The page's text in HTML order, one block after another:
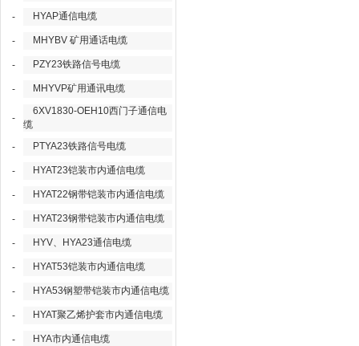
- HYAP通信电缆
- MHYBV 矿用通话电缆
- PZY23铁路信号电缆
- MHYVP矿用通讯电缆
-
6XV1830-OEH10西门子通信电
缆
-
PTYA23铁路信号电缆
- HYAT23铠装市内通信电缆
- HYAT22钢带铠装市内通信电缆
- HYAT23钢带铠装市内通信电缆
- HYV、HYA23通信电缆
- HYAT53铠装市内通信电缆
- HYA53钢塑带铠装市内通信电缆
- HYAT聚乙烯护套市内通信电缆
- HYA市内通信电缆